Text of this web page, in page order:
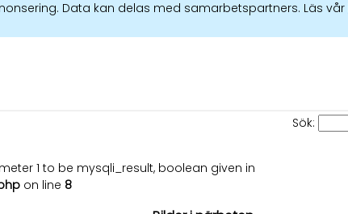
Data kan delas med samarbetspartners. Läs vår
Sök:
1 to be mysqli_result, boolean given in
on line 8